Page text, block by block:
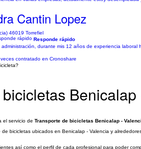
Cantin Lopez
46019 Torrefiel
Responde rápido
durante mis 12 años de experiencia
veces contratado en Cronoshare
el servicio de Transporte de bicicletas Benicalap -
bicicletas ubicados en Benicalap - Valencia y
así como el perfil de cada profesional para poder